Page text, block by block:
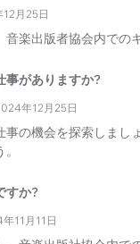
月25日
音楽出版者協会内での
事がありますか?
年12月25日
事の機会を探索しま
すか?
11月11日